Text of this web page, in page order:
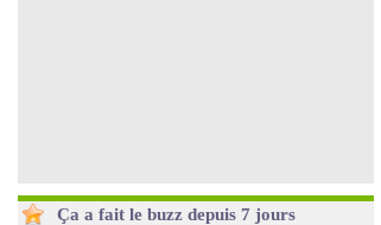
Ça a fait le buzz depuis 7 jours